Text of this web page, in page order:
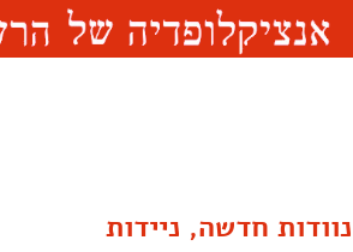
נוודות חדשה, ניידות